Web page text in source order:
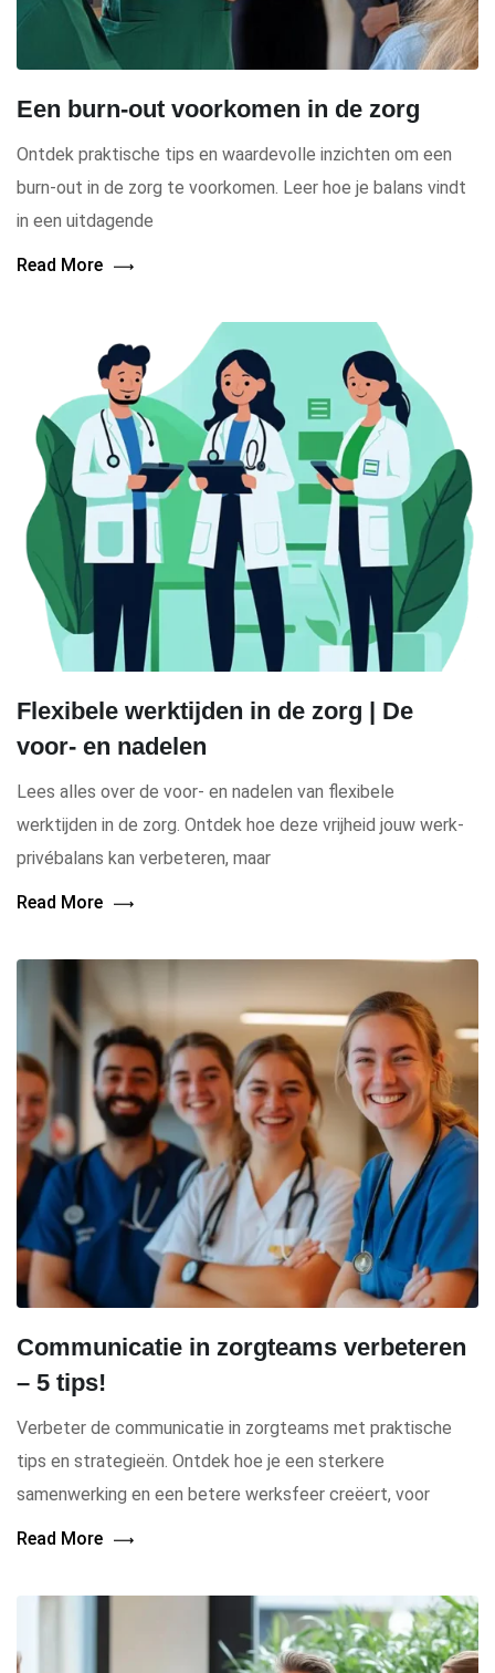
Een burn-out voorkomen in de zorg
Ontdek praktische tips en waardevolle inzichten om een
burn-out in de zorg te voorkomen. Leer hoe je balans vindt
in een uitdagende
Read More
Flexibele werktijden in de zorg | De
voor- en nadelen
Lees alles over de voor- en nadelen van flexibele
werktijden in de zorg. Ontdek hoe deze vrijheid jouw werk-
privébalans kan verbeteren, maar
Read More
Communicatie in zorgteams verbeteren
– 5 tips!
Verbeter de communicatie in zorgteams met praktische
tips en strategieën. Ontdek hoe je een sterkere
samenwerking en een betere werksfeer creëert, voor
Read More